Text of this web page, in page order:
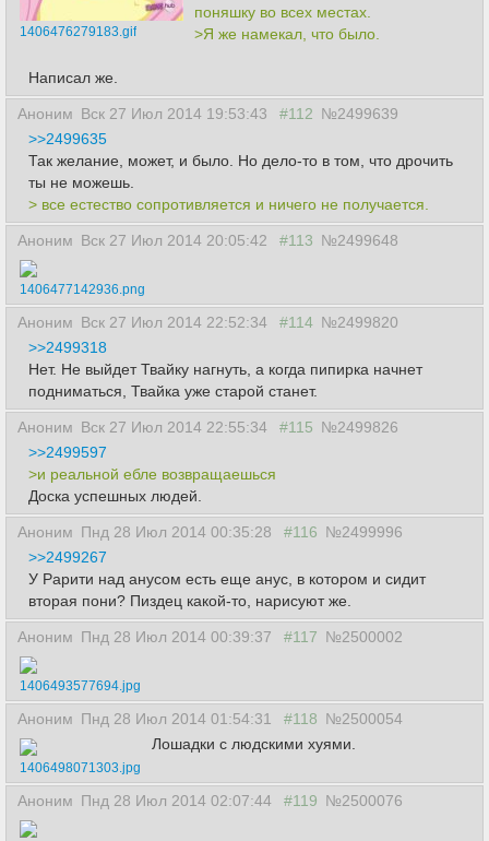
1406476279183.gif
поняшку во всех местах.
>Я же намекал, что было.
Написал же.
Аноним Вск 27 Июл 2014 19:53:43 #112 №2499639
>>2499635
Так желание, может, и было. Но дело-то в том, что дрочить
ты не можешь.
> все естество сопротивляется и ничего не получается.
Аноним Вск 27 Июл 2014 20:05:42 #113 №2499648
1406477142936.png
Аноним Вск 27 Июл 2014 22:52:34 #114 №2499820
>>2499318
Нет. Не выйдет Твайку нагнуть, а когда пипирка начнет
подниматься, Твайка уже старой станет.
Аноним Вск 27 Июл 2014 22:55:34 #115 №2499826
>>2499597
>и реальной ебле возвращаешься
Доска успешных людей.
Аноним Пнд 28 Июл 2014 00:35:28 #116 №2499996
>>2499267
У Рарити над анусом есть еще анус, в котором и сидит
вторая пони? Пиздец какой-то, нарисуют же.
Аноним Пнд 28 Июл 2014 00:39:37 #117 №2500002
1406493577694.jpg
Аноним Пнд 28 Июл 2014 01:54:31 #118 №2500054
1406498071303.jpg
Лошадки с людскими хуями.
Аноним Пнд 28 Июл 2014 02:07:44 #119 №2500076